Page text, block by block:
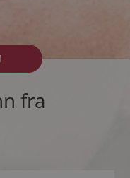
fra